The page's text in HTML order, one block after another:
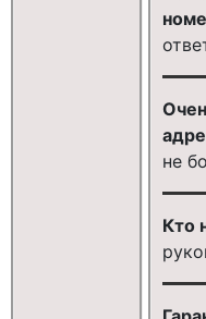
не
Кто